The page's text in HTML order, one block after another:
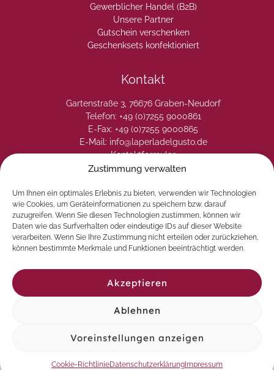
Zustimmung verwalten
Um Ihnen ein optimales Erlebnis zu bieten, verwenden wir Technologien
wie Cookies, um Geräteinformationen zu speichern bzw. darauf
zuzugreifen. Wenn Sie diesen Technologien zustimmen, können wir
Daten wie das Surfverhalten oder eindeutige IDs auf dieser Website
verarbeiten. Wenn Sie Ihre Zustimmung nicht erteilen oder zurückziehen,
können bestimmte Merkmale und Funktionen beeinträchtigt werden.
Akzeptieren
Ablehnen
Voreinstellungen anzeigen
Cookie-RichtlinieDatenschutzerklärung Impressum
Gewerblicher Handel (B2B)
Unsere Partner
Gutschein verschenken
Geschenksets konfektioniert
Kontakt
Gartenstraße 3, 76676 Graben-Neudorf
Telefon: +49 (0)7255 9000861
E-Fax: +49 (0)7255 9000865
E-Mail: info@laperladelgusto.de
Kontaktformular